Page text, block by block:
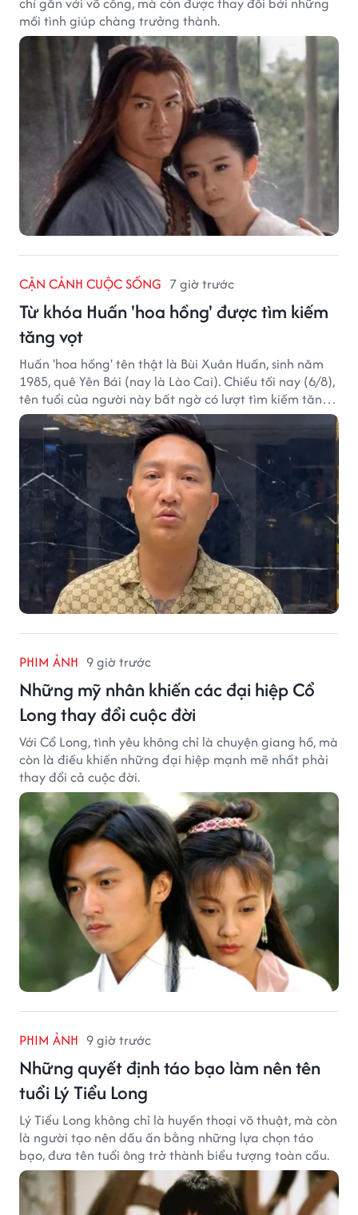
mối tình giúp chàng trưởng thành.
CẬN CẢNH CUỘC SỐNG 7 giờ trước
Từ khóa Huấn 'hoa hồng' được tìm kiếm
tăng vọt
Huấn 'hoa hồng' tên thật là Bùi Xuân Huấn, sinh năm
1985, quê Yên Bái (nay là Lào Cai). Chiều tối nay (6/8),
tên tuổi của người này bất ngờ có lượt tìm kiếm tăng
vọt.
PHIM ẢNH 9 giờ trước
Những mỹ nhân khiến các đại hiệp Cổ
Long thay đổi cuộc đời
Với Cổ Long, tình yêu không chỉ là chuyện giang hồ, mà
còn là điều khiến những đại hiệp mạnh mẽ nhất phải
thay đổi cả cuộc đời.
PHIM ẢNH 9 giờ trước
Những quyết định táo bạo làm nên tên
tuổi Lý Tiểu Long
Lý Tiểu Long không chỉ là huyền thoại võ thuật, mà còn
là người tạo nên dấu ấn bằng những lựa chọn táo
bạo, đưa tên tuổi ông trở thành biểu tượng toàn cầu.